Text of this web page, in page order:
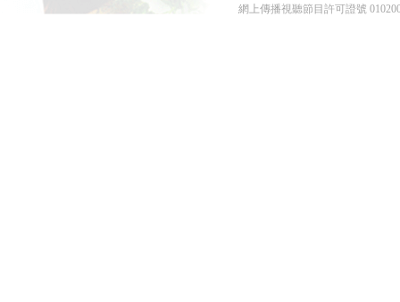
網上傳播視聽節目許可證號